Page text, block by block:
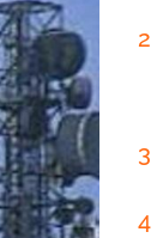
2
3
4